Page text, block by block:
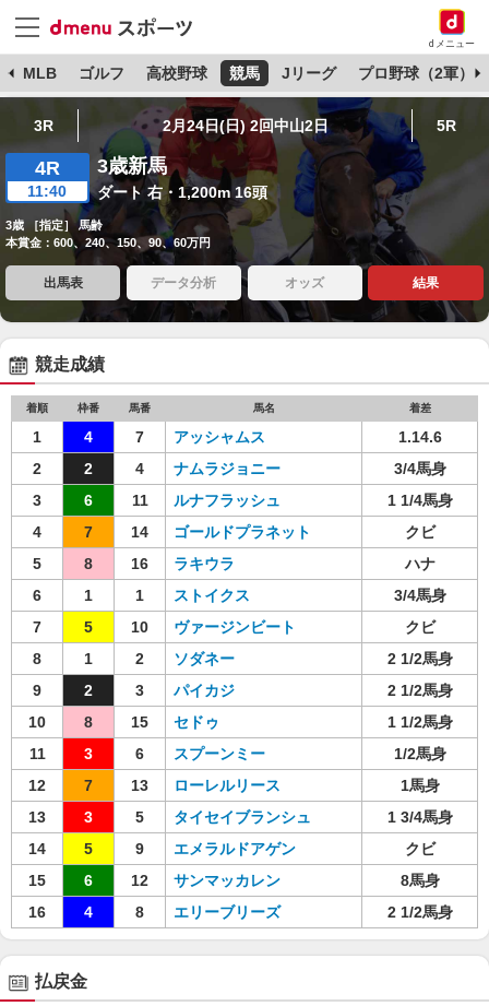
dメニュー
MLB ゴルフ 高校野球 競馬 Jリーグ プロ野球（2軍）
3R 2月24日(日) 2回中山2日 5R
4R
11:40
3歳新馬
ダート 右・1,200m 16頭
3歳 ［指定］ 馬齢
本賞金：600、240、150、90、60万円
出馬表 データ分析 オッズ 結果
競走成績
着順 枠番 馬番 馬名 着差
1 4 7 アッシャムス
1.14.6
2
2 4 ナムラジョニー
3/4馬身
3
6 11 ルナフラッシュ
1 1/4馬身
4
7 14 ゴールドプラネット
クビ
5
8 16 ラキウラ
ハナ
6
1 1 ストイクス
3/4馬身
7
5 10 ヴァージンビート
クビ
8
1 2 ソダネー
2 1/2馬身
9
2 3 パイカジ
2 1/2馬身
10
8 15 セドゥ
1 1/2馬身
11
3 6 スプーンミー
1/2馬身
12
7 13 ローレルリース
1馬身
13
3 5 タイセイブランシュ
1 3/4馬身
14
5 9 エメラルドアゲン
クビ
15
6 12 サンマッカレン
8馬身
16
4 8 エリーブリーズ 2 1/2馬身
払戻金